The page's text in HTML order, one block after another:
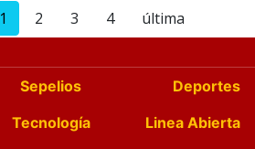
1 2 3 4 última
Sepelios
Deportes
Tecnología
Linea Abierta